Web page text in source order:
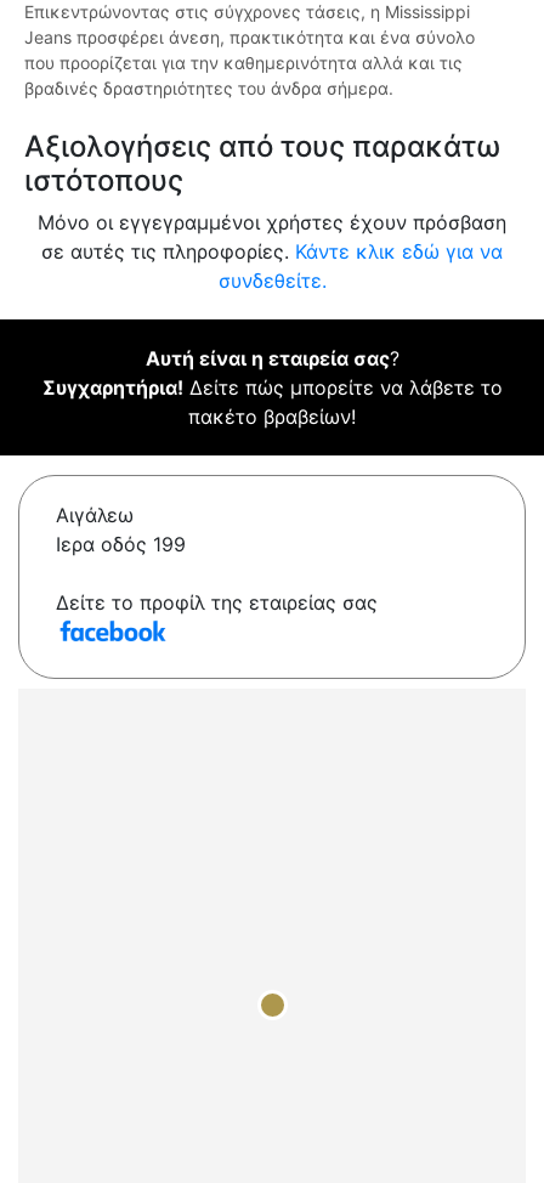
Επικεντρώνοντας στις σύγχρονες τάσεις, η Mississippi
Jeans προσφέρει άνεση, πρακτικότητα και ένα σύνολο
που προορίζεται για την καθημερινότητα αλλά και τις
βραδινές δραστηριότητες του άνδρα σήμερα.
Αξιολογήσεις από τους παρακάτω
ιστότοπους
Μόνο οι εγγεγραμμένοι χρήστες έχουν πρόσβαση
σε αυτές τις πληροφορίες. Κάντε κλικ εδώ για να
συνδεθείτε.
Αυτή είναι η εταιρεία σας?
Συγχαρητήρια! Δείτε πώς μπορείτε να λάβετε το
πακέτο βραβείων!
Αιγάλεω
Ιερα οδός 199
Δείτε το προφίλ της εταιρείας σας